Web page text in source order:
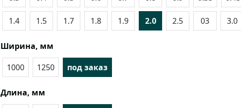
1.4 1.5 1.7 1.8 1.9 2.0 2.5 03 3.0
Ширина, мм
1000
1250 под заказ
Длина, мм